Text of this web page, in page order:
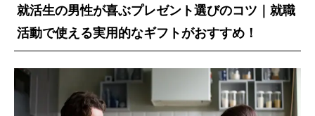
就活生の男性が喜ぶプレゼント選びのコツ｜就職
活動で使える実用的なギフトがおすすめ！